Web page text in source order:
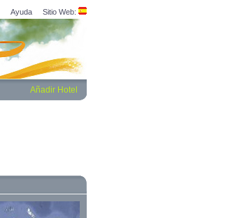
Ayuda Sitio Web:
Añadir Hotel